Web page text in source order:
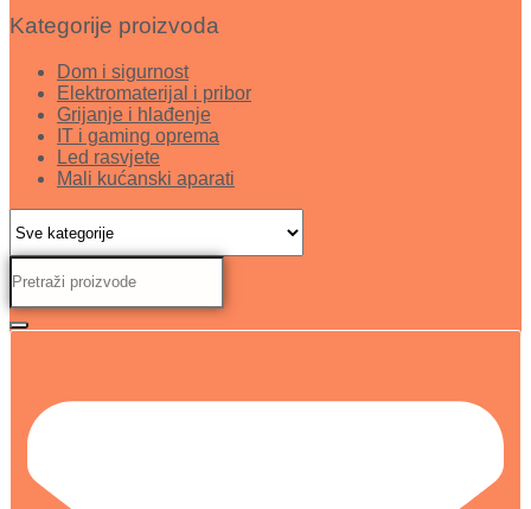
Kategorije proizvoda
Dom i sigurnost
Elektromaterijal i pribor
Grijanje i hlađenje
IT i gaming oprema
Led rasvjete
Mali kućanski aparati